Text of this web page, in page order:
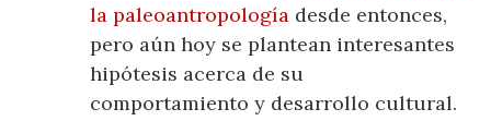
la paleoantropología desde entonces,
pero aún hoy se plantean interesantes
hipótesis acerca de su
comportamiento y desarrollo cultural.